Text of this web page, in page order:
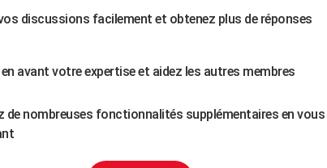
discussions facilement et obtenez plus de réponses
avant votre expertise et aidez les autres membres
de nombreuses fonctionnalités supplémentaires en vous